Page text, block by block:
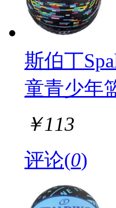
斯伯丁
童青少年
￥113
评论(0)